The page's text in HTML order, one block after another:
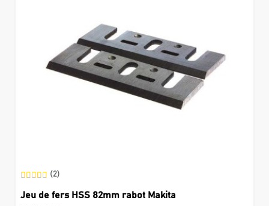
(2)
Jeu de fers HSS 82mm rabot Makita